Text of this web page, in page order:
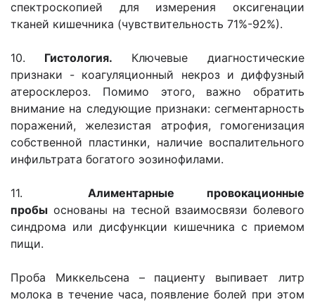
спектроскопией для измерения оксигенации
тканей кишечника (чувствительность 71%-92%).
10. Гистология. Ключевые диагностические
признаки - коагуляционный некроз и диффузный
атеросклероз. Помимо этого, важно обратить
внимание на следующие признаки: сегментарность
поражений, железистая атрофия, гомогенизация
собственной пластинки, наличие воспалительного
инфильтрата богатого эозинофилами.
11.Алиментарные провокационные
пробы основаны на тесной взаимосвязи болевого
синдрома или дисфункции кишечника с приемом
пищи.
Проба Миккельсена – пациенту выпивает литр
молока в течение часа, появление болей при этом